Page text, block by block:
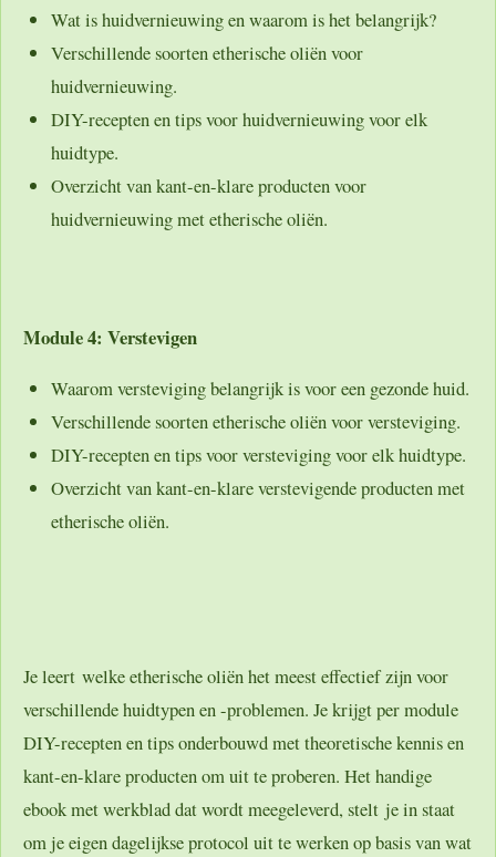
Wat is huidvernieuwing en waarom is het belangrijk?
Verschillende soorten etherische oliën voor
huidvernieuwing.
DIY-recepten en tips voor huidvernieuwing voor elk
huidtype.
Overzicht van kant-en-klare producten voor
huidvernieuwing met etherische oliën.
Module 4: Verstevigen
Waarom versteviging belangrijk is voor een gezonde huid.
Verschillende soorten etherische oliën voor versteviging.
DIY-recepten en tips voor versteviging voor elk huidtype.
Overzicht van kant-en-klare verstevigende producten met
etherische oliën.
Je leert welke etherische oliën het meest effectief zijn voor
verschillende huidtypen en -problemen. Je krijgt per module
DIY-recepten en tips onderbouwd met theoretische kennis en
kant-en-klare producten om uit te proberen. Het handige
ebook met werkblad dat wordt meegeleverd, stelt je in staat
om je eigen dagelijkse protocol uit te werken op basis van wat